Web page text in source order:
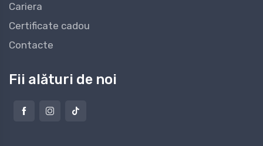
Cariera
Certificate cadou
Contacte
Fii alături de noi